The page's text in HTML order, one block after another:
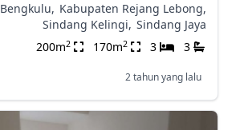
Bengkulu, Kabupaten Rejang Lebong,
Sindang Kelingi, Sindang Jaya
200m2 170m2 3 3
2 tahun yang lalu